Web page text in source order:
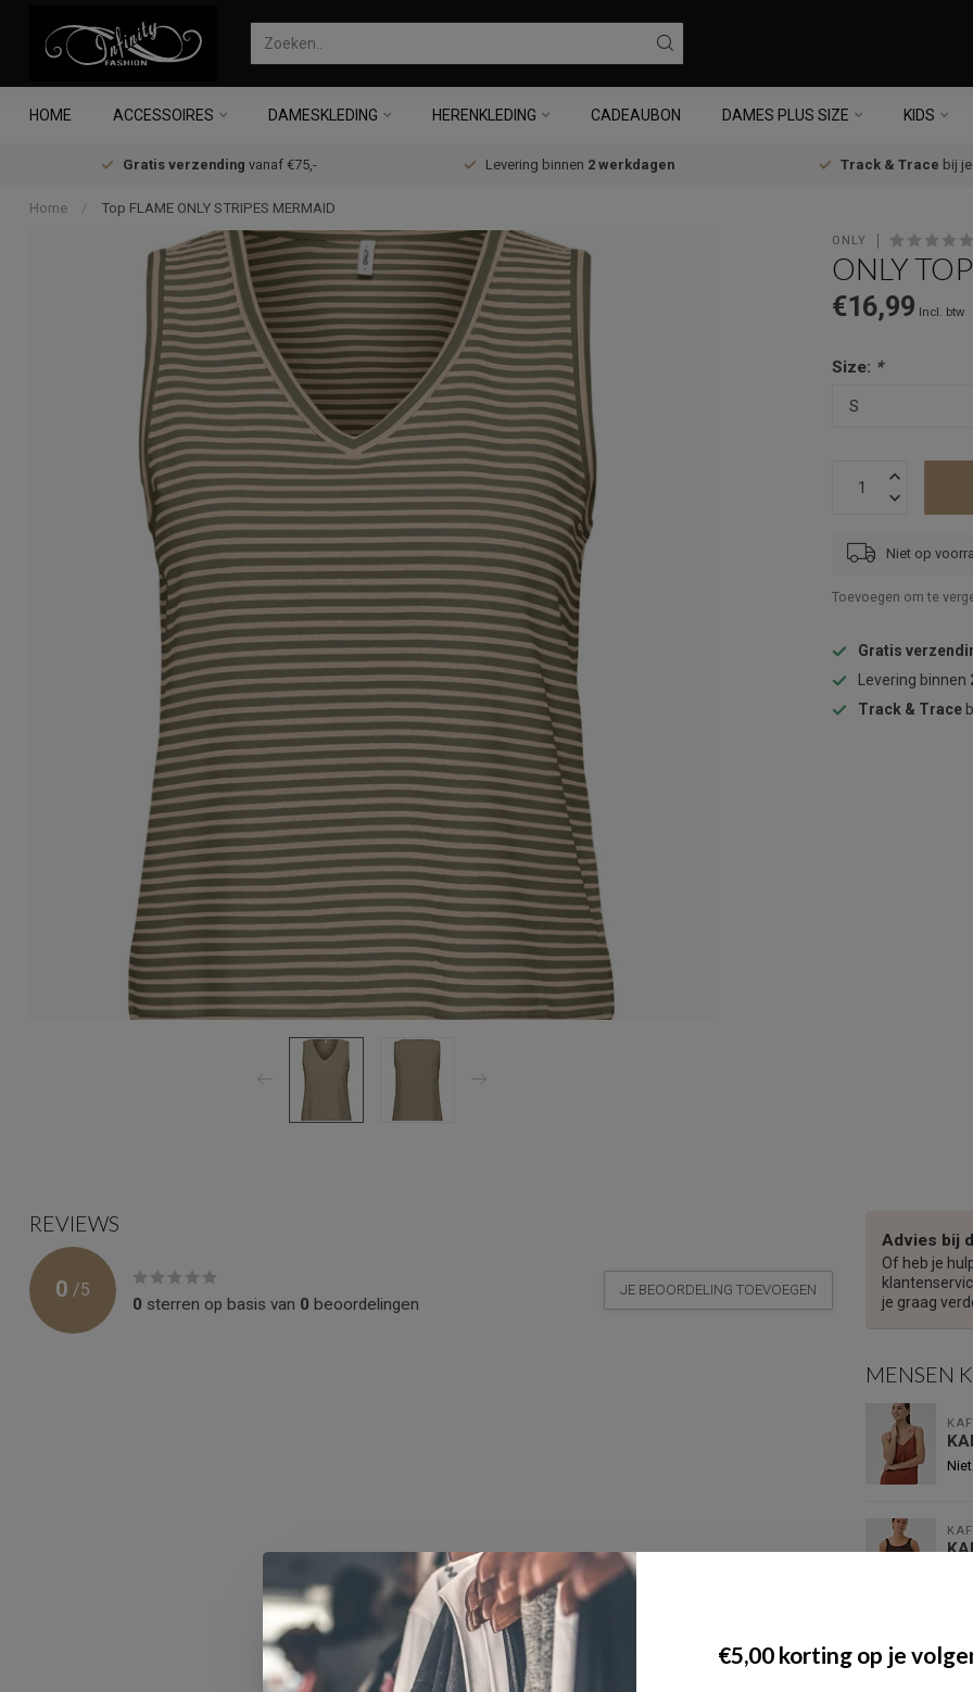
HOME ACCESSOIRES DAMESKLEDING HERENKLEDING CADEAUBON DAMES PLUS SIZE KIDS
Gratis verzending vanaf €75,- Levering binnen 2 werkdagen Track & Trace bij
Home / Top FLAME ONLY STRIPES MERMAID
ONLY
ONLY
€16,99 Incl. btw
Size: *
Niet op
Toevoegen om te
Gratis
Levering binnen
Track & Trace
REVIEWS
0 /5
0 sterren op basis van 0 beoordelingen
JE BEOORDELING TOEVOEGEN
Advies bij
Of heb je
je graag
MENSEN
JDY
€5,00 korting op je